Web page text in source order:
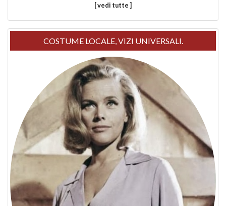
[ vedi tutte ]
COSTUME LOCALE, VIZI UNIVERSALI.